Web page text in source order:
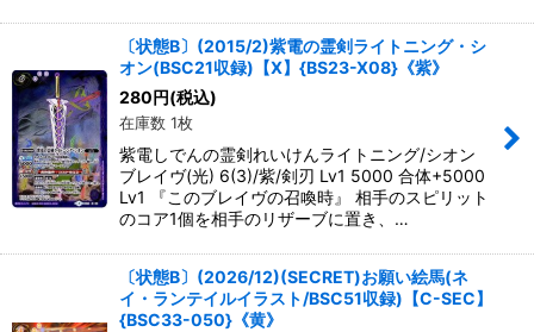
〔状態B〕(2015/2)紫電の霊剣ライトニング・シ
オン(BSC21収録)【X】{BS23-X08}《紫》
280 円(税込)
在庫数 1枚
紫電しでんの霊剣れいけんライトニング/シオン
ブレイヴ(光) 6(3)/紫/剣刃 Lv1 5000 合体+5000
Lv1 『このブレイヴの召喚時』 相手のスピリット
のコア1個を相手のリザーブに置き、…
〔状態B〕(2026/12)(SECRET)お願い絵馬(ネ
イ・ランテイルイラスト/BSC51収録)【C-SEC】
{BSC33-050}《黄》